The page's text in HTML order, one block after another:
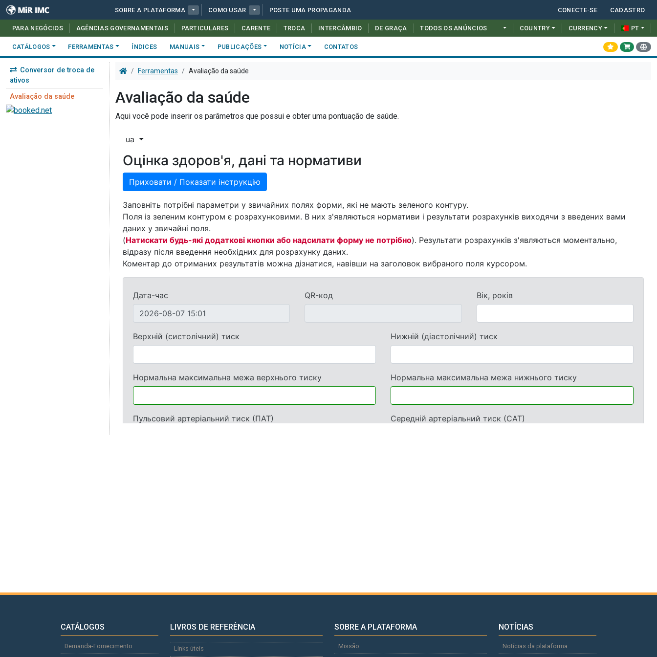
SOBRE A PLATAFORMA COMO USAR POSTE UMA PROPAGANDA CONECTE-SE CADASTRO
PARA NEGÓCIOS AGÊNCIAS GOVERNAMENTAIS PARTICULARES CARENTE TROCA INTERCÂMBIO DE GRAÇA TODOS OS ANÚNCIOS COUNTRY CURRENCY PT
CATÁLOGOS FERRAMENTAS ÍNDICES MANUAIS PUBLICAÇÕES NOTÍCIA CONTATOS
Conversor de troca de
ativos
Avaliação da saúde
Ferramentas Avaliação da saúde
Avaliação da saúde
Aqui você pode inserir os parâmetros que possui e obter uma pontuação de saúde.
CATÁLOGOS
Demanda-Fornecimento
LIVROS DE REFERÊNCIA
Links úteis
SOBRE A PLATAFORMA
Missão
NOTÍCIAS
Notícias da plataforma